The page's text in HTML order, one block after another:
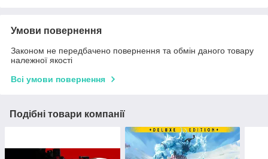
Умови повернення
Законом не передбачено повернення та обмін даного товару
належної якості
Всі умови повернення
Подібні товари компанії